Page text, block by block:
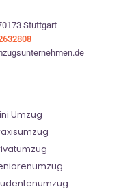
Stuttgart
Umzug